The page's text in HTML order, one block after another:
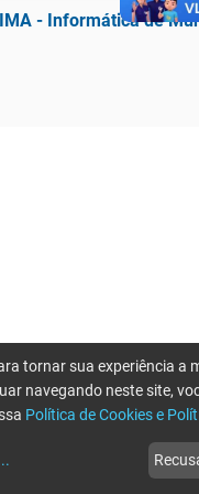
IMA - Informática de
tornar sua experiência a
navegando neste site,
Política de Cookies e
por favor tente